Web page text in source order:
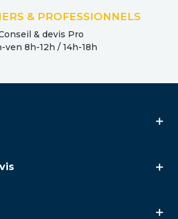
& PROFESSIONNELS
& devis Pro
ven 8h-12h / 14h-18h